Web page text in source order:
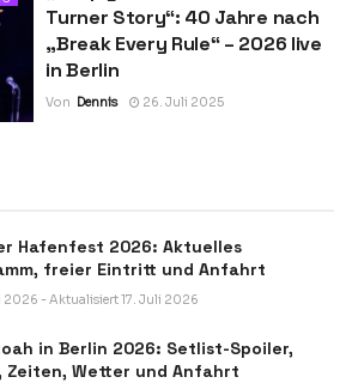
Turner Story“: 40 Jahre nach
„Break Every Rule“ – 2026 live
in Berlin
Von Dennis 26. Juli 2025
Hafenfest 2026: Aktuelles
freier Eintritt und Anfahrt
2026 - Aktualisiert 17. Juli 2026
in Berlin 2026: Setlist-Spoiler,
Zeiten, Wetter und Anfahrt